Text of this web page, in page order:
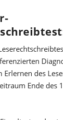
Erlernen des
Ende des